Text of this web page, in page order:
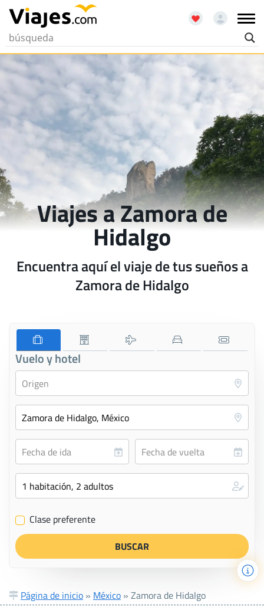
Viajes a Zamora de
Hidalgo
Encuentra aquí el viaje de tus sueños a
Zamora de Hidalgo
Vuelo y hotel
✔ Clase preferente
Página de inicio » México » Zamora de Hidalgo